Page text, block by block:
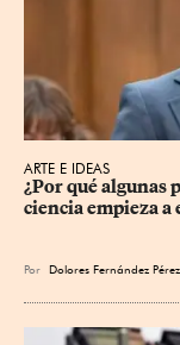
ARTE E IDEAS
¿Por qué algunas
ciencia empieza
Por Dolores Fernández